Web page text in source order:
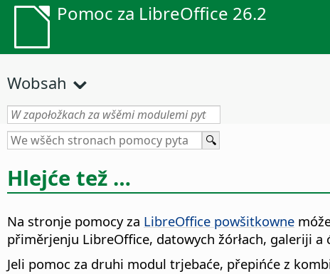
Pomoc za LibreOffice 26.2
Wobsah
Hlejće tež …
Na stronje pomocy za LibreOffice powšitkowne
přiměrjenju LibreOffice, datowych žórłach, galeriji a
Jeli pomoc za druhi modul trjebaće, přepińće z